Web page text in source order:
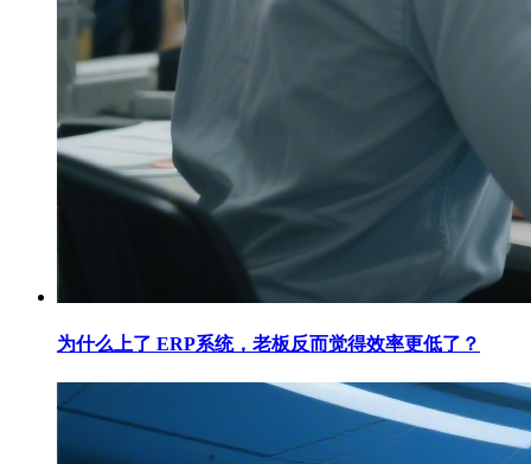
为什么上了 ERP系统，老板反而觉得效率更低了？